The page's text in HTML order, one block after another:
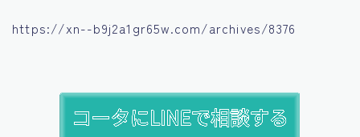
https://xn--b9j2a1gr65w.com/archives/8376